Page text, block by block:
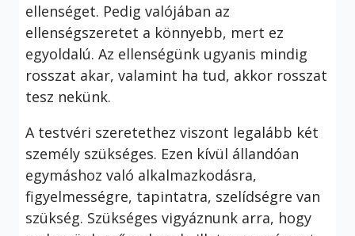
ellenséget. Pedig valójában az
ellenségszeretet a könnyebb, mert ez
egyoldalú. Az ellenségünk ugyanis mindig
rosszat akar, valamint ha tud, akkor rosszat
tesz nekünk.
A testvéri szeretethez viszont legalább két
személy szükséges. Ezen kívül állandóan
egymáshoz való alkalmazkodásra,
figyelmességre, tapintatra, szelídségre van
szükség. Szükséges vigyáznunk arra, hogy